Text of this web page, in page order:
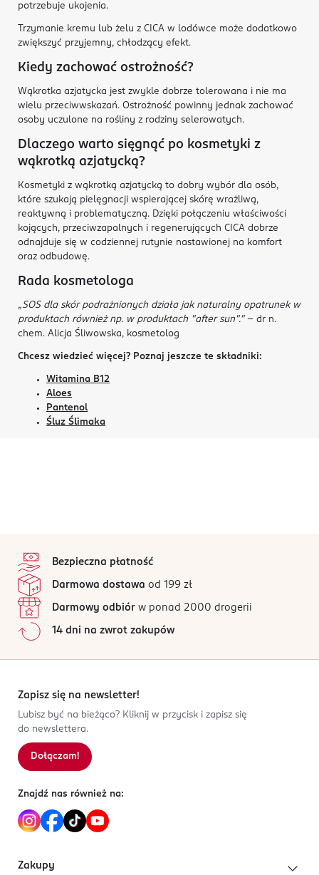
potrzebuje ukojenia.
Trzymanie kremu lub żelu z CICA w lodówce może dodatkowo
zwiększyć przyjemny, chłodzący efekt.
Kiedy zachować ostrożność?
Wąkrotka azjatycka jest zwykle dobrze tolerowana i nie ma
wielu przeciwwskazań. Ostrożność powinny jednak zachować
osoby uczulone na rośliny z rodziny selerowatych.
Dlaczego warto sięgnąć po kosmetyki z
wąkrotką azjatycką?
Kosmetyki z wąkrotką azjatycką to dobry wybór dla osób,
które szukają pielęgnacji wspierającej skórę wrażliwą,
reaktywną i problematyczną. Dzięki połączeniu właściwości
kojących, przeciwzapalnych i regenerujących CICA dobrze
odnajduje się w codziennej rutynie nastawionej na komfort
oraz odbudowę.
Rada kosmetologa
„SOS dla skór podrażnionych działa jak naturalny opatrunek w
produktach również np. w produktach "after sun"."- dr n.
chem. Alicja Śliwowska, kosmetolog
Chcesz wiedzieć więcej? Poznaj jeszcze te składniki:
Witamina B12
Aloes
Pantenol
Śluz Ślimaka
Bezpieczna płatność
Darmowa dostawa od 199 zł
Darmowy odbiór w ponad 2000 drogerii
14 dni na zwrot zakupów
Zapisz się na newsletter!
Lubisz być na bieżąco? Kliknij w przycisk i zapisz się
do newslettera.
Dołączam!
Znajdź nas również na:
Zakupy